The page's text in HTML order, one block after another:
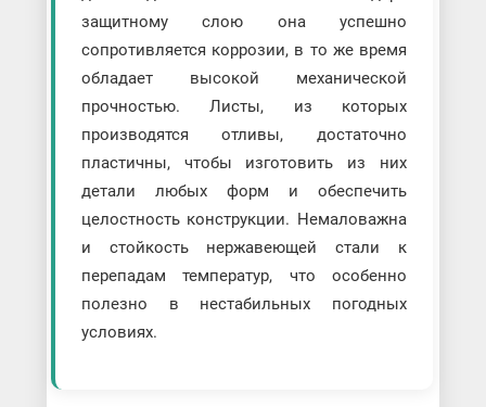
защитному слою она успешно
сопротивляется коррозии, в то же время
обладает высокой механической
прочностью. Листы, из которых
производятся отливы, достаточно
пластичны, чтобы изготовить из них
детали любых форм и обеспечить
целостность конструкции. Немаловажна
и стойкость нержавеющей стали к
перепадам температур, что особенно
полезно в нестабильных погодных
условиях.